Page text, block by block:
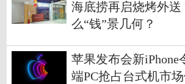
海底捞再启烧烤外送
么“钱”景几何？
苹果发布会新iPhone
端PC抢占台式机市